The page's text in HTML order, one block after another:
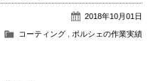
2018年10月01日
コーティング, ポルシェの作業実績